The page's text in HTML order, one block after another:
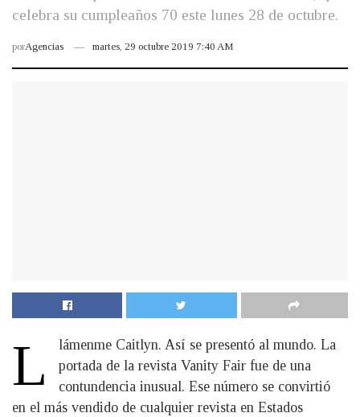
celebra su cumpleaños 70 este lunes 28 de octubre.
porAgencias martes, 29 octubre 2019 7:40 AM
L
lámenme Caitlyn. Así se presentó al mundo. La
portada de la revista Vanity Fair fue de una
contundencia inusual. Ese número se convirtió
en el más vendido de cualquier revista en Estados